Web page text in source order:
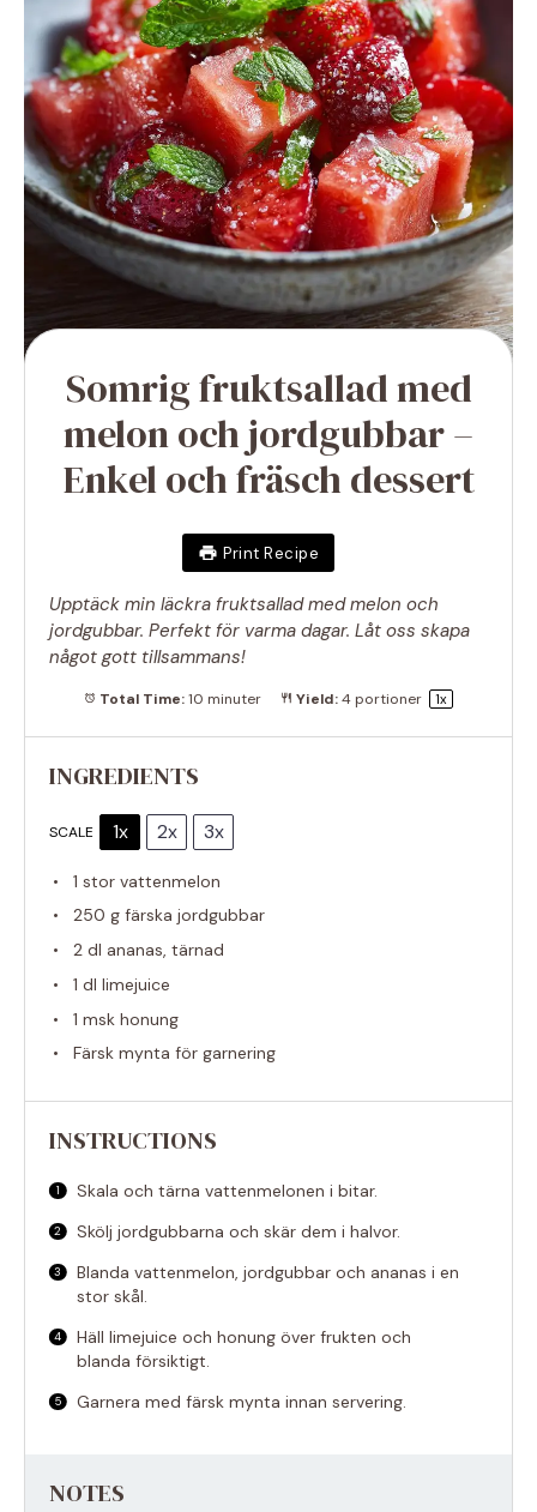
Somrig fruktsallad med
melon och jordgubbar –
Enkel och fräsch dessert
Print Recipe
Upptäck min läckra fruktsallad med melon och
jordgubbar. Perfekt för varma dagar. Låt oss skapa
något gott tillsammans!
Total Time:10 minuter Yield:4portioner 1x
INGREDIENTS
SCALE 1x 2x 3x
1 stor vattenmelon
250 g färska jordgubbar
2 dl ananas, tärnad
1 dl limejuice
1 msk honung
Färsk mynta för garnering
INSTRUCTIONS
Skala och tärna vattenmelonen i bitar.
Skölj jordgubbarna och skär dem i halvor.
Blanda vattenmelon, jordgubbar och ananas i en
stor skål.
Häll limejuice och honung över frukten och
blanda försiktigt.
Garnera med färsk mynta innan servering.
NOTES